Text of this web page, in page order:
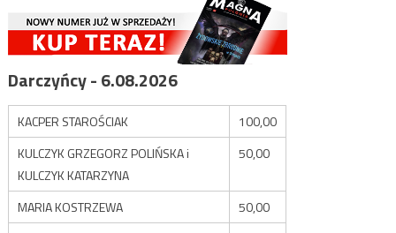
Darczyńcy - 6.08.2026
KACPER STAROŚCIAK
100,00
KULCZYK GRZEGORZ POLIŃSKA i
KULCZYK KATARZYNA
50,00
MARIA KOSTRZEWA
50,00